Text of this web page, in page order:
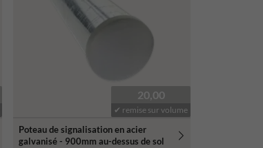
20,00
✔ remise sur volume
Poteau de signalisation en acier
galvanisé - 900mm au-dessus de sol